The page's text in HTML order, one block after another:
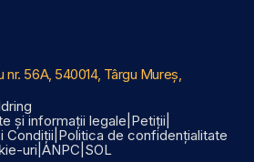
nr. 56A, 540014, Târgu Mureș,
și informații legale Petiții
Condiții Politica de confidențialitate
uri ANPC SOL